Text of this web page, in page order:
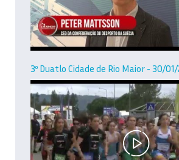
3º Duatlo Cidade de Rio Maior - 30/